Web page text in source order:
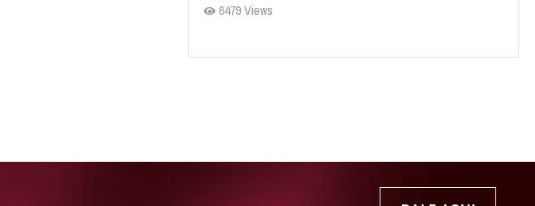
6479 Views
Rumor: Se filtran los primeros detalles de Resident Evil